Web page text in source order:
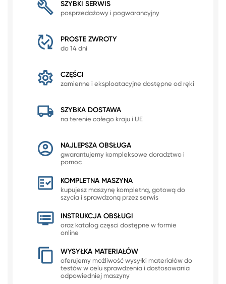
SZYBKI SERWIS
posprzedażowy i pogwarancyjny
PROSTE ZWROTY
do 14 dni
CZĘŚCI
zamienne i eksploatacyjne dostępne od ręki
SZYBKA DOSTAWA
na terenie całego kraju i UE
NAJLEPSZA OBSŁUGA
gwarantujemy kompleksowe doradztwo i
pomoc
KOMPLETNA MASZYNA
kupujesz maszynę kompletną, gotową do
szycia i sprawdzoną przez serwis
INSTRUKCJA OBSŁUGI
oraz katalog częsci dostępne w formie
online
WYSYŁKA MATERIAŁÓW
oferujemy możliwość wysyłki materiałów do
testów w celu sprawdzenia i dostosowania
odpowiedniej maszyny